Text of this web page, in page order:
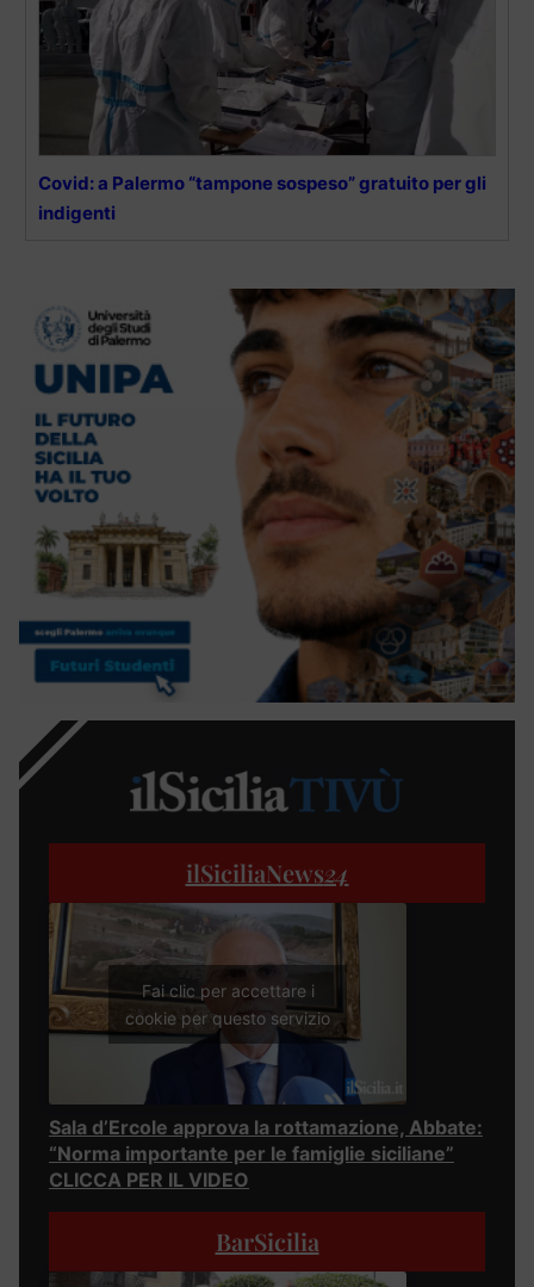
Covid: a Palermo “tampone sospeso” gratuito per gli
indigenti
ilSiciliaNews24
Fai clic per accettare i
cookie per questo servizio
Sala d’Ercole approva la rottamazione, Abbate:
“Norma importante per le famiglie siciliane”
CLICCA PER IL VIDEO
BarSicilia